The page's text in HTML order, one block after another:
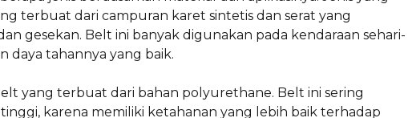
terbuat dari campuran karet sintetis dan serat yang
gesekan. Belt ini banyak digunakan pada kendaraan sehari-
daya tahannya yang baik.
yang terbuat dari bahan polyurethane. Belt ini sering
karena memiliki ketahanan yang lebih baik terhadap